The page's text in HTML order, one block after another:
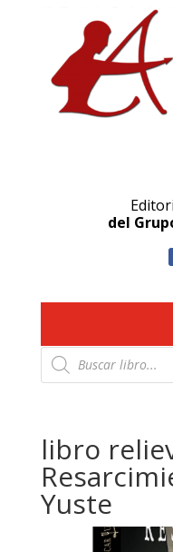
del
Búsqueda
de
productos
libro
Yuste